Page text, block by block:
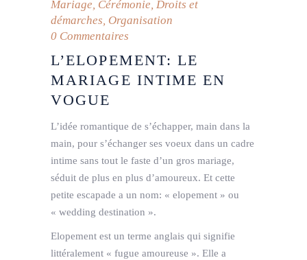
Mariage, Cérémonie, Droits et
démarches, Organisation
0 Commentaires
L’ELOPEMENT: LE
MARIAGE INTIME EN
VOGUE
L’idée romantique de s’échapper, main dans la
main, pour s’échanger ses voeux dans un cadre
intime sans tout le faste d’un gros mariage,
séduit de plus en plus d’amoureux. Et cette
petite escapade a un nom: « elopement » ou
« wedding destination ».
Elopement est un terme anglais qui signifie
littéralement « fugue amoureuse ». Elle a